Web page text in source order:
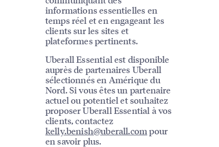
informations essentielles en
temps réel et en engageant les
clients sur les sites et
plateformes pertinents.
Uberall Essential est disponible
auprès de partenaires Uberall
sélectionnés en Amérique du
Nord. Si vous êtes un partenaire
actuel ou potentiel et souhaitez
proposer Uberall Essential à vos
clients, contactez
kelly.benish@uberall.com pour
en savoir plus.